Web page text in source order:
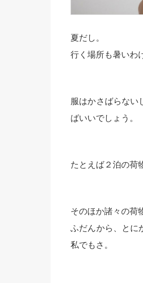
夏だし。
行く場所も暑いわ
服はかさばらない
ばいいでしょう。
たとえば２泊の荷
そのほか諸々の荷
ふだんから、とに
私でもさ。